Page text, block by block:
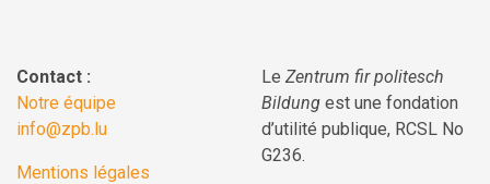
Contact :
Notre équipe
info@zpb.lu
Mentions légales
Le Zentrum fir politesch
Bildung est une fondation
d’utilité publique, RCSL No
G236.